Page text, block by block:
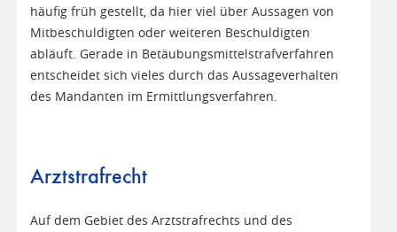
häufig früh gestellt, da hier viel über Aussagen von
Mitbeschuldigten oder weiteren Beschuldigten
abläuft. Gerade in Betäubungsmittelstrafverfahren
entscheidet sich vieles durch das Aussageverhalten
des Mandanten im Ermittlungsverfahren.
Arztstrafrecht
Auf dem Gebiet des Arztstrafrechts und des